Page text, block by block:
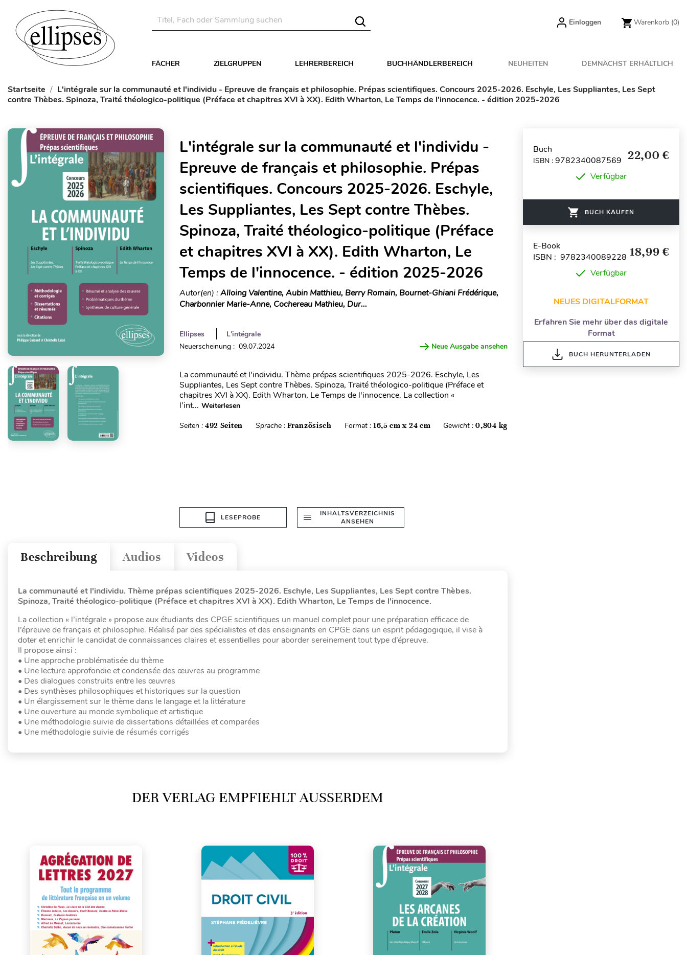
Einloggen Warenkorb (0)
FÄCHER ZIELGRUPPEN LEHRERBEREICH BUCHHÄNDLERBEREICH NEUHEITEN DEMNÄCHST ERHÄLTLICH
Startseite
L'intégrale sur la communauté et l'individu - Epreuve de français et philosophie. Prépas scientifiques. Concours 2025-2026. Eschyle, Les Suppliantes, Les Sept
contre Thèbes. Spinoza, Traité théologico-politique (Préface et chapitres XVI à XX). Edith Wharton, Le Temps de l'innocence. - édition 2025-2026
L'intégrale sur la communauté et l'individu -
Epreuve de français et philosophie. Prépas
scientifiques. Concours 2025-2026. Eschyle,
Les Suppliantes, Les Sept contre Thèbes.
Spinoza, Traité théologico-politique (Préface
et chapitres XVI à XX). Edith Wharton, Le
Temps de l'innocence. - édition 2025-2026
Autor(en) : Alloing Valentine, Aubin Matthieu, Berry Romain, Bournet-Ghiani Frédérique,
Charbonnier Marie-Anne, Cochereau Mathieu, Dur...
Ellipses
L'intégrale
Neuerscheinung : 09.07.2024
Neue Ausgabe ansehen
La communauté et l'individu. Thème prépas scientifiques 2025-2026. Eschyle, Les
Suppliantes, Les Sept contre Thèbes. Spinoza, Traité théologico-politique (Préface et
chapitres XVI à XX). Edith Wharton, Le Temps de l'innocence. La collection «
l’int... Weiterlesen
Seiten : 492 Seiten Sprache :Französisch Format : 16,5 cm x 24 cm Gewicht :0,804 kg
LESEPROBE
INHALTSVERZEICHNIS
ANSEHEN
Videos
Audios
Beschreibung
La communauté et l'individu. Thème prépas scientifiques 2025-2026. Eschyle, Les Suppliantes, Les Sept contre Thèbes.
Spinoza, Traité théologico-politique (Préface et chapitres XVI à XX). Edith Wharton, Le Temps de l'innocence.
La collection « l’intégrale » propose aux étudiants des CPGE scientifiques un manuel complet pour une préparation efficace de
l’épreuve de français et philosophie. Réalisé par des spécialistes et des enseignants en CPGE dans un esprit pédagogique, il vise à
doter et enrichir le candidat de connaissances claires et essentielles pour aborder sereinement tout type d’épreuve.
Il propose ainsi :
• Une approche problématisée du thème
• Une lecture approfondie et condensée des œuvres au programme
• Des dialogues construits entre les œuvres
• Des synthèses philosophiques et historiques sur la question
• Un élargissement sur le thème dans le langage et la littérature
• Une ouverture au monde symbolique et artistique
• Une méthodologie suivie de dissertations détaillées et comparées
• Une méthodologie suivie de résumés corrigés
DER VERLAG EMPFIEHLT AUSSERDEM
Buch
ISBN : 9782340087569 22,00 €
Verfügbar
BUCH KAUFEN
E-Book
ISBN : 9782340089228 18,99 €
Verfügbar
NEUES DIGITALFORMAT
Erfahren Sie mehr über das digitale
Format
BUCH HERUNTERLADEN